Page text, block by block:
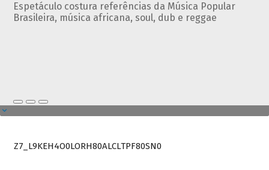
Espetáculo costura referências da Música Popular
Brasileira, música africana, soul, dub e reggae
Z7_L9KEH4O0LORH80ALCLTPF80SN0